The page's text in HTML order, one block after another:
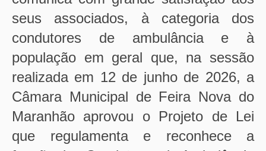
seus associados, à categoria dos
condutores de ambulância e à
população em geral que, na sessão
realizada em 12 de junho de 2026, a
Câmara Municipal de Feira Nova do
Maranhão aprovou o Projeto de Lei
que regulamenta e reconhece a